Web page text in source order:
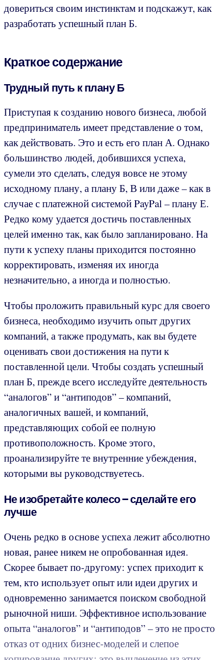
довериться своим инстинктам и подскажут, как
разработать успешный план Б.
Краткое содержание
Трудный путь к плану Б
Приступая к созданию нового бизнеса, любой
предприниматель имеет представление о том,
как действовать. Это и есть его план А. Однако
большинство людей, добившихся успеха,
сумели это сделать, следуя вовсе не этому
исходному плану, а плану Б, В или даже – как в
случае с платежной системой PayPal – плану Е.
Редко кому удается достичь поставленных
целей именно так, как было запланировано. На
пути к успеху планы приходится постоянно
корректировать, изменяя их иногда
незначительно, а иногда и полностью.
Чтобы проложить правильный курс для своего
бизнеса, необходимо изучить опыт других
компаний, а также продумать, как вы будете
оценивать свои достижения на пути к
поставленной цели. Чтобы создать успешный
план Б, прежде всего исследуйте деятельность
“аналогов” и “антиподов” – компаний,
аналогичных вашей, и компаний,
представляющих собой ее полную
противоположность. Кроме этого,
проанализируйте те внутренние убеждения,
которыми вы руководствуетесь.
Не изобретайте колесо – сделайте его
лучше
Очень редко в основе успеха лежит абсолютно
новая, ранее никем не опробованная идея.
Скорее бывает по-другому: успех приходит к
тем, кто использует опыт или идеи других и
одновременно занимается поиском свободной
рыночной ниши. Эффективное использование
опыта “аналогов” и “антиподов” – это не просто
отказ от одних бизнес-моделей и слепое